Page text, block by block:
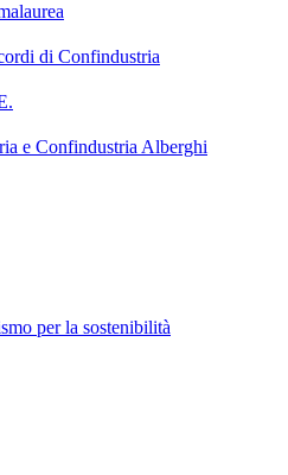
di Confindustria
e Confindustria Alberghi
per la sostenibilità